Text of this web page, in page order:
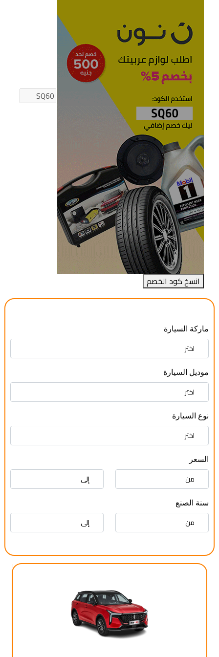
انسخ كود الخصم
ماركة السيارة
موديل السيارة
نوع السيارة
السعر
سنة الصنع